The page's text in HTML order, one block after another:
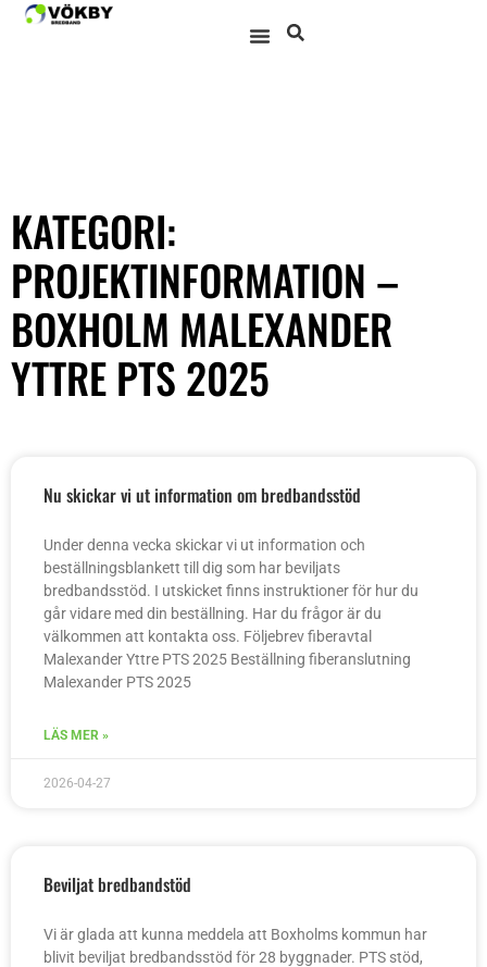
KATEGORI:
PROJEKTINFORMATION –
BOXHOLM MALEXANDER
YTTRE PTS 2025
Nu skickar vi ut information om bredbandsstöd
Under denna vecka skickar vi ut information och
beställningsblankett till dig som har beviljats
bredbandsstöd. I utskicket finns instruktioner för hur du
går vidare med din beställning. Har du frågor är du
välkommen att kontakta oss. Följebrev fiberavtal
Malexander Yttre PTS 2025 Beställning fiberanslutning
Malexander PTS 2025
LÄS MER »
2026-04-27
Beviljat bredbandstöd
Vi är glada att kunna meddela att Boxholms kommun har
blivit beviljat bredbandsstöd för 28 byggnader. PTS stöd,